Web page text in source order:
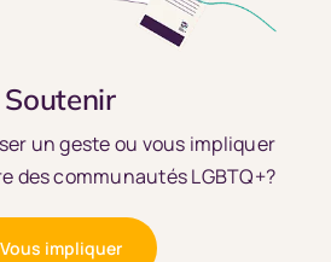
Soutenir
un geste ou vous impliquer
des communautés LGBTQ+?
Vous impliquer